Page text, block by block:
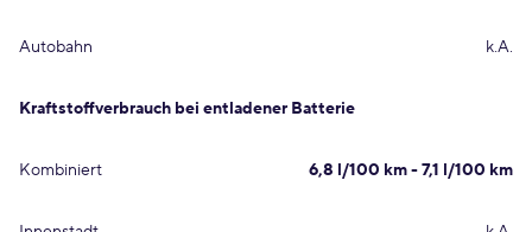
Autobahn k.A.
Kraftstoffverbrauch bei entladener Batterie
Kombiniert 6,8 l/100 km - 7,1 l/100 km